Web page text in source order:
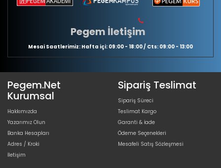
Pegem İletişim
Mesai Saatlerimiz: Hafta içi: 09:00 - 18:00 / Cts: 09:00 - 13:00
Pegem.Net
Kurumsal
Hakkımızda
Yazarımız Olun
Banka Hesapları
Adres / Kroki
İletişim
Sipariş Teslimat
Sipariş Süreci
Teslimat Kargo
Garanti & İade
Ödeme Seçenekleri
Mesafeli Satış Sözleşmesi